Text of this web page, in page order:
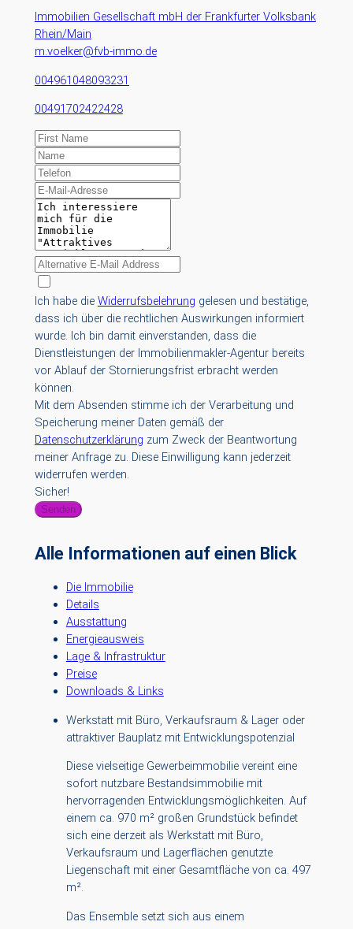
Immobilien Gesellschaft mbH der Frankfurter Volksbank
Rhein/Main
m.voelker@fvb-immo.de
004961048093231
00491702422428
Ich habe die Widerrufsbelehrung gelesen und bestätige,
dass ich über die rechtlichen Auswirkungen informiert
wurde. Ich bin damit einverstanden, dass die
Dienstleistungen der Immobilienmakler-Agentur bereits
vor Ablauf der Stornierungsfrist erbracht werden
können.
Mit dem Absenden stimme ich der Verarbeitung und
Speicherung meiner Daten gemäß der
Datenschutzerklärung zum Zweck der Beantwortung
meiner Anfrage zu. Diese Einwilligung kann jederzeit
widerrufen werden.
Sicher!
Senden
Alle Informationen auf einen Blick
Die Immobilie
Details
Ausstattung
Energieausweis
Lage & Infrastruktur
Preise
Downloads & Links
Werkstatt mit Büro, Verkaufsraum & Lager oder
attraktiver Bauplatz mit Entwicklungspotenzial
Diese vielseitige Gewerbeimmobilie vereint eine
sofort nutzbare Bestandsimmobilie mit
hervorragenden Entwicklungsmöglichkeiten. Auf
einem ca. 970 m² großen Grundstück befindet
sich eine derzeit als Werkstatt mit Büro,
Verkaufsraum und Lagerflächen genutzte
Liegenschaft mit einer Gesamtfläche von ca. 497
m².
Das Ensemble setzt sich aus einem